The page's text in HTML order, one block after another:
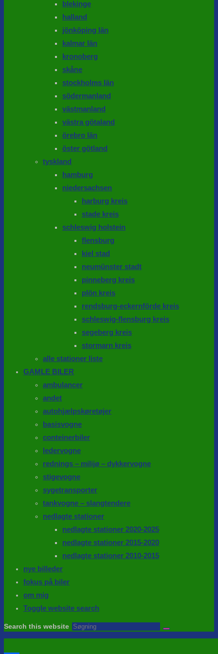
blekinge
halland
jönköping län
kalmar län
kronoberg
skåne
stockholms län
södermanland
västmanland
västra götaland
örebro län
öster götland
tyskland
hamburg
niedersachsen
harburg kreis
stade kreis
schleswig holstein
flensburg
kiel stad
neumünster stadt
pinneberg kreis
plön kreis
rendsburg-eckernförde kreis
schleswig-flensburg kreis
segeberg kreis
stormarn kreis
alle stationer liste
GAMLE BILER
ambulancer
andet
autohjælpskøretøjer
basisvogne
conteinerbiler
ledervogne
rednings – milijø – dykkervogne
stigevogne
sygetransporter
tankvogne – slangtendere
nedlagte stationer
nedlagte stationer 2020-2025
nedlagte stationer 2015-2020
nedlagte stationer 2010-2015
nye billeder
fokus på biler
om mig
Toggle website search
Search this website